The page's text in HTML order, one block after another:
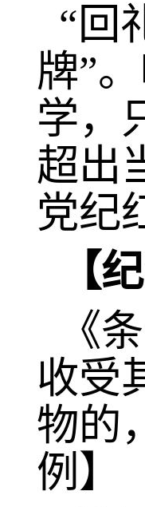
“回
牌”
学，
超出
党纪
【
《
收受
物的
例】